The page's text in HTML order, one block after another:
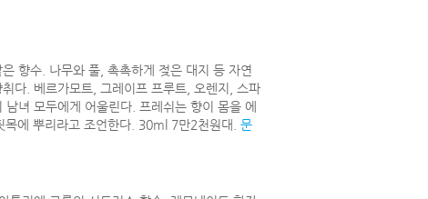
향수. 나무와 풀, 촉촉하게 젖은 대지 등 자연
다. 베르가모트, 그레이프 프루트, 오렌지, 스파
녀 모두에게 어울린다. 프레쉬는 향이 몸을 에
에 뿌리라고 조언한다. 30ml 7만2천원대. 문